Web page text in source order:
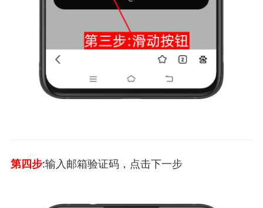
第四步:输入邮箱验证码，点击下一步